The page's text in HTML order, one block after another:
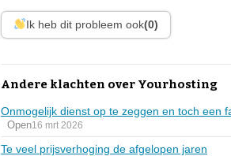
Ik heb dit probleem ook(0)
Andere klachten over Yourhosting
Onmogelijk dienst op te zeggen en toch een
Open16 mrt 2026
Te veel prijsverhoging de afgelopen jaren